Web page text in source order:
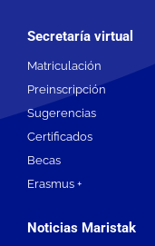
Secretaría virtual
Matriculación
Preinscripción
Sugerencias
Certificados
Becas
Erasmus +
Noticias Maristak